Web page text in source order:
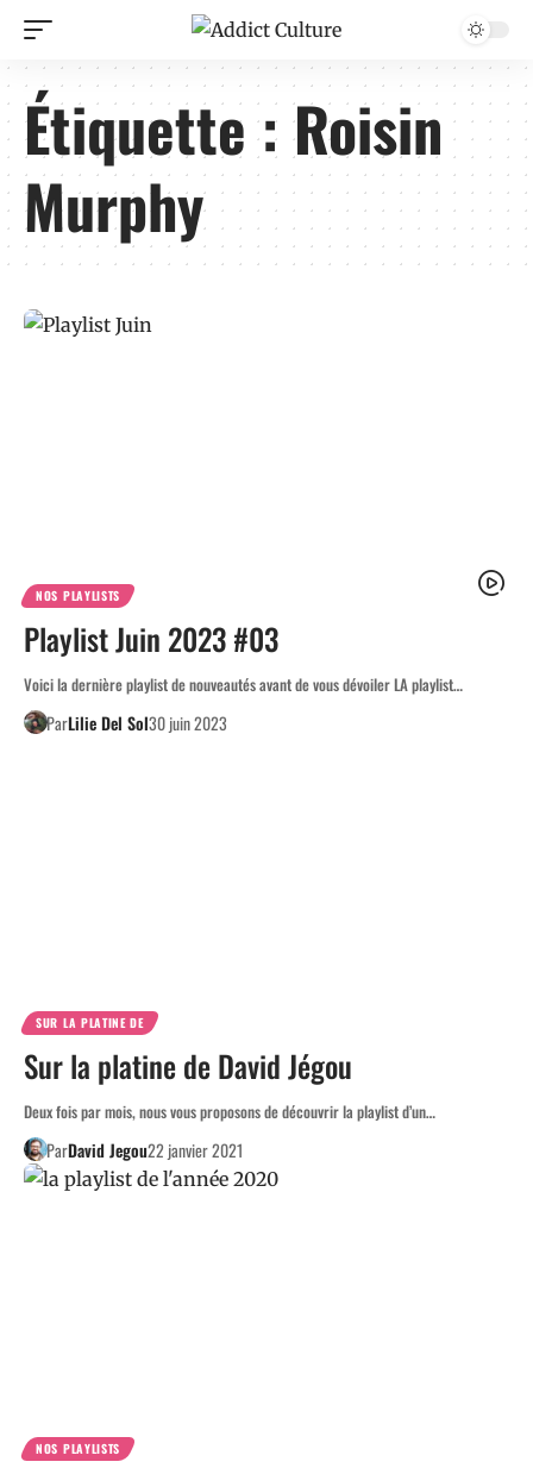
Étiquette :Roisin
Murphy
NOS PLAYLISTS
Playlist Juin 2023 #03
Voici la dernière playlist de nouveautés avant de vous dévoiler LA playlist…
ParLilie Del Sol30 juin 2023
SUR LA PLATINE DE
Sur la platine de David Jégou
Deux fois par mois, nous vous proposons de découvrir la playlist d’un…
ParDavid Jegou22 janvier 2021
NOS PLAYLISTS